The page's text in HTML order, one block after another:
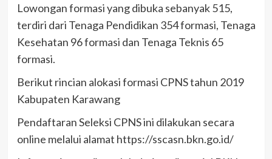
Lowongan formasi yang dibuka sebanyak 515,
terdiri dari Tenaga Pendidikan 354 formasi, Tenaga
Kesehatan 96 formasi dan Tenaga Teknis 65
formasi.
Berikut rincian alokasi formasi CPNS tahun 2019
Kabupaten Karawang
Pendaftaran Seleksi CPNS ini dilakukan secara
online melalui alamat https://sscasn.bkn.go.id/